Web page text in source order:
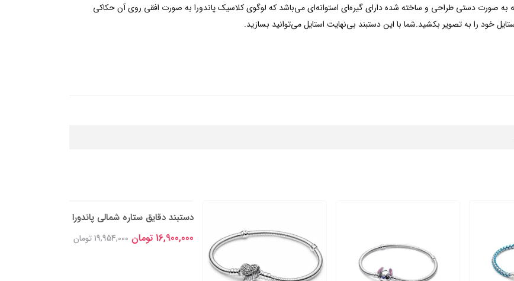
به صورت دستی طراحی و ساخته شده دارای گیره‌ای استوانه‌ای می‌باشد که لوگوی کلاسیک پاندورا به صورت افقی روی آن حکاکی
خود را به تصویر بکشید.شما با این دستبند بی‌نهایت استایل می‌توانید بسازید.